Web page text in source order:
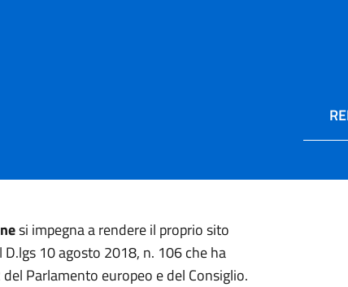
si impegna a rendere il proprio sito
10 agosto 2018, n. 106 che ha
Parlamento europeo e del Consiglio.